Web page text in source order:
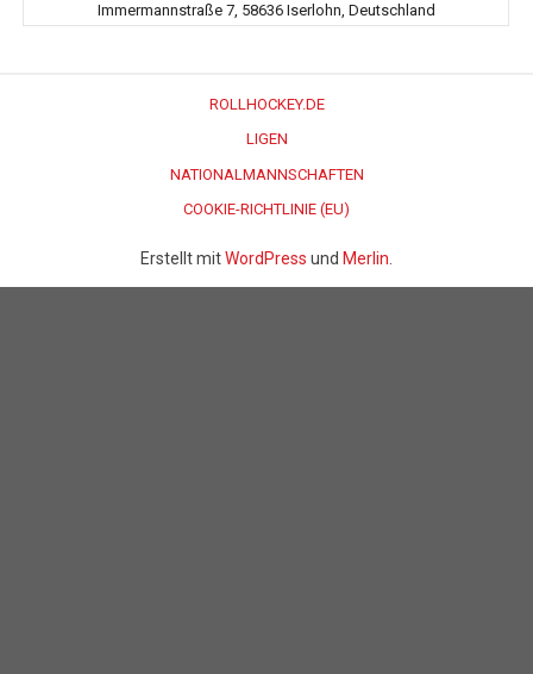
Immermannstraße 7, 58636 Iserlohn, Deutschland
ROLLHOCKEY.DE
LIGEN
NATIONALMANNSCHAFTEN
COOKIE-RICHTLINIE (EU)
Erstellt mitWordPress und Merlin.